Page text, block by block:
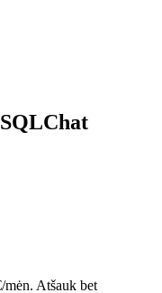
mėn. Atšauk bet